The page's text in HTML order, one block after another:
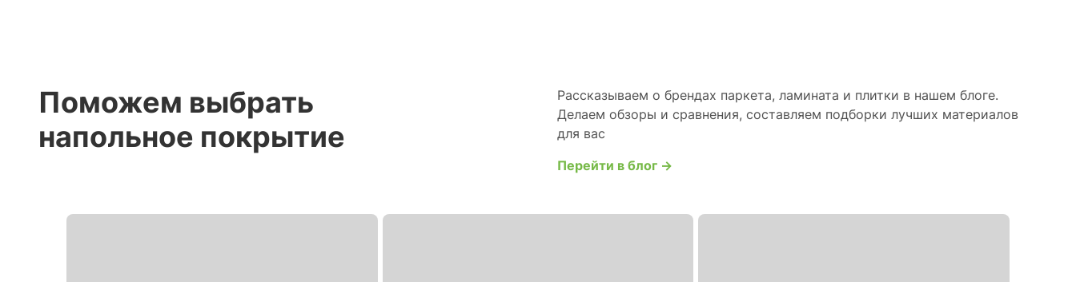
Поможем выбрать
напольное покрытие
Рассказываем о брендах паркета, ламината и плитки в нашем блоге.
Делаем обзоры и сравнения, составляем подборки лучших материалов
для вас
Перейти в блог →